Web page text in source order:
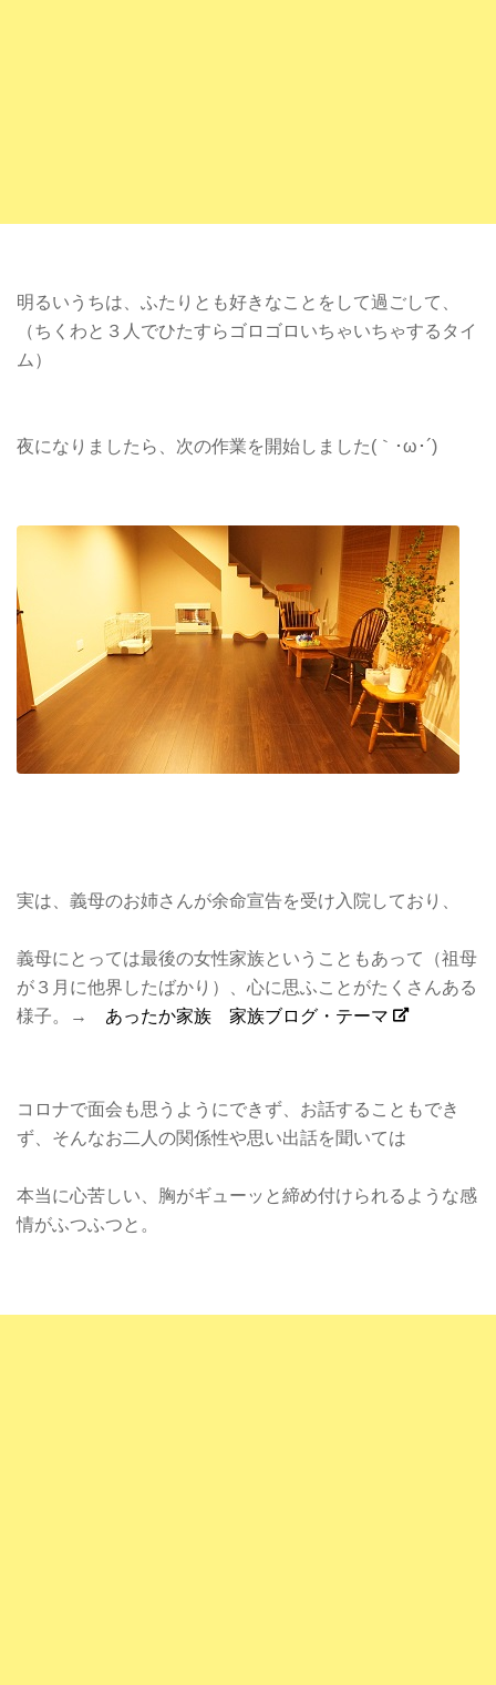
明るいうちは、ふたりとも好きなことをして過ごして、
（ちくわと３人でひたすらゴロゴロいちゃいちゃするタイ
ム）
夜になりましたら、次の作業を開始しました(｀･ω･´)
実は、義母のお姉さんが余命宣告を受け入院しており、
義母にとっては最後の女性家族ということもあって（祖母
が３月に他界したばかり）、心に思ふことがたくさんある
様子。→ あったか家族 家族ブログ・テーマ
コロナで面会も思うようにできず、お話することもでき
ず、そんなお二人の関係性や思い出話を聞いては
本当に心苦しい、胸がギューッと締め付けられるような感
情がふつふつと。